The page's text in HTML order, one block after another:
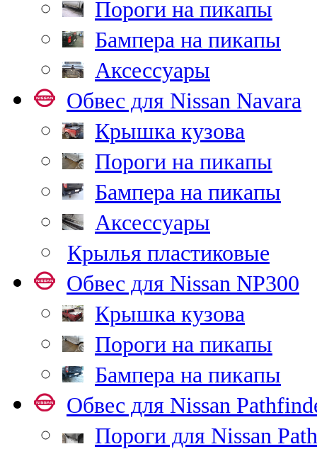
Пороги на пикапы
Бампера на пикапы
Аксессуары
Обвес для Nissan Navara
Крышка кузова
Пороги на пикапы
Бампера на пикапы
Аксессуары
Крылья пластиковые
Обвес для Nissan NP300
Крышка кузова
Пороги на пикапы
Бампера на пикапы
Обвес для Nissan
Пороги для Nissan